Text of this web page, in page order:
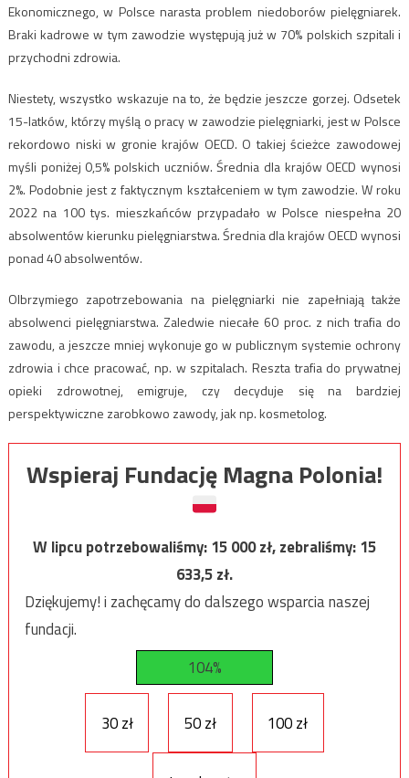
Ekonomicznego, w Polsce narasta problem niedoborów pielęgniarek.
Braki kadrowe w tym zawodzie występują już w 70% polskich szpitali i
przychodni zdrowia.
Niestety, wszystko wskazuje na to, że będzie jeszcze gorzej. Odsetek
15-latków, którzy myślą o pracy w zawodzie pielęgniarki, jest w Polsce
rekordowo niski w gronie krajów OECD. O takiej ścieżce zawodowej
myśli poniżej 0,5% polskich uczniów. Średnia dla krajów OECD wynosi
2%. Podobnie jest z faktycznym kształceniem w tym zawodzie. W roku
2022 na 100 tys. mieszkańców przypadało w Polsce niespełna 20
absolwentów kierunku pielęgniarstwa. Średnia dla krajów OECD wynosi
ponad 40 absolwentów.
Olbrzymiego zapotrzebowania na pielęgniarki nie zapełniają także
absolwenci pielęgniarstwa. Zaledwie niecałe 60 proc. z nich trafia do
zawodu, a jeszcze mniej wykonuje go w publicznym systemie ochrony
zdrowia i chce pracować, np. w szpitalach. Reszta trafia do prywatnej
opieki zdrowotnej, emigruje, czy decyduje się na bardziej
perspektywiczne zarobkowo zawody, jak np. kosmetolog.
Wspieraj Fundację Magna Polonia!
W lipcu potrzebowaliśmy:15 000zł, zebraliśmy:15
633,5zł.
Dziękujemy! i zachęcamy do dalszego wsparcia naszej
fundacji.
104%
30 zł 50 zł 100 zł